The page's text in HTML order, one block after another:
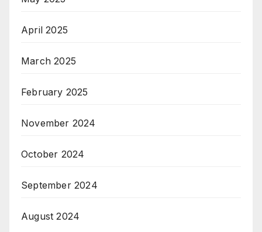
April 2025
March 2025
February 2025
November 2024
October 2024
September 2024
August 2024